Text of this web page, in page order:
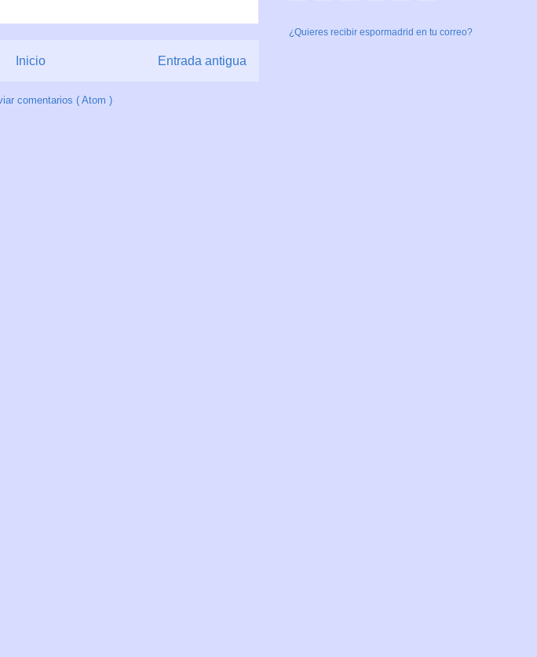
Entrada antigua
Inicio
comentarios ( Atom )
¿Quieres recibir espormadrid en tu correo?